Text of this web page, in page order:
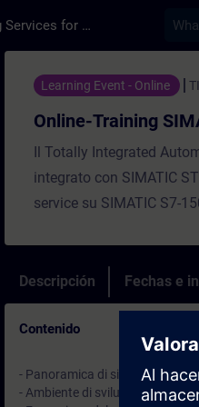
Training Services for Digital Industries
Curso - Online-
Descripción Fechas e
Contenido
- Panoramica di sistema
- Ambiente di sviluppo TIA